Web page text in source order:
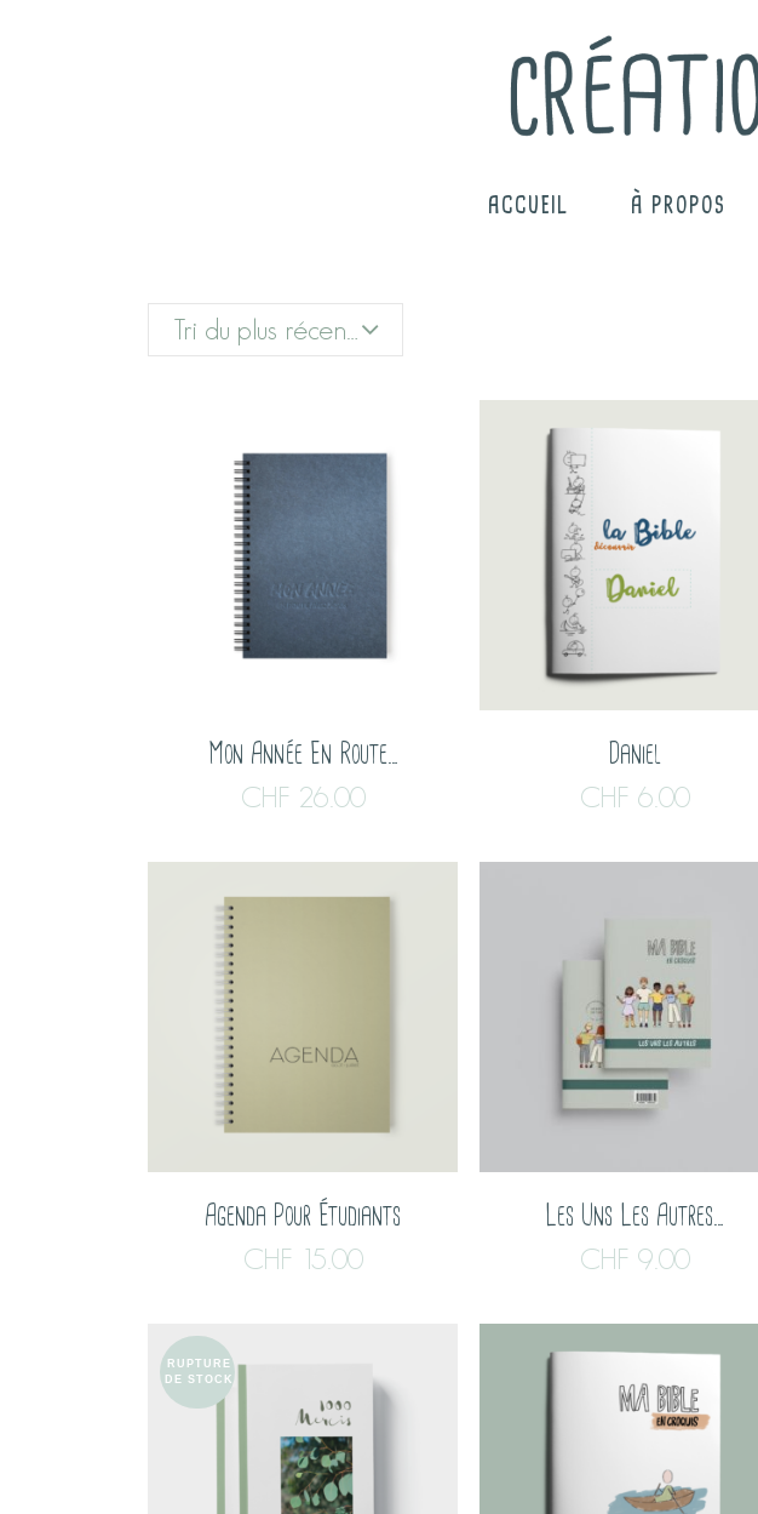
ACCUEIL À PROPOS
Mon Année En Route…
CHF 26.00
Daniel
CHF 6.00
Agenda Pour Étudiants
CHF 15.00
Les Uns Les Autres…
CHF 9.00
RUPTURE
DE STOCK